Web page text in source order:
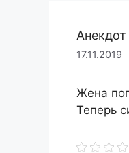
17.11.2019
Жена
Теперь